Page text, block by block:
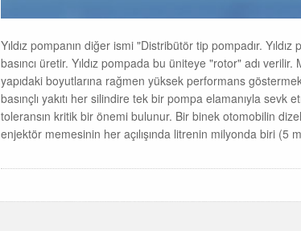
Yıldız pompanın diğer ismi "Distribütör tip pompadır.
basıncı üretir. Yıldız pompada bu üniteye "rotor" adı
yapıdaki boyutlarına rağmen yüksek performans
basınçlı yakıtı her silindire tek bir pompa elamanıyla
toleransın kritik bir önemi bulunur. Bir binek otomobilin
enjektör memesinin her açılışında litrenin milyonda biri (5